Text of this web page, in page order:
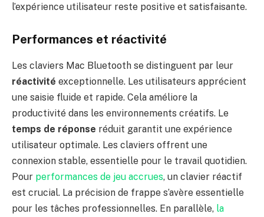
l’expérience utilisateur reste positive et satisfaisante.
Performances et réactivité
Les claviers Mac Bluetooth se distinguent par leur
réactivité exceptionnelle. Les utilisateurs apprécient
une saisie fluide et rapide. Cela améliore la
productivité dans les environnements créatifs. Le
temps de réponse réduit garantit une expérience
utilisateur optimale. Les claviers offrent une
connexion stable, essentielle pour le travail quotidien.
Pour performances de jeu accrues, un clavier réactif
est crucial. La précision de frappe s’avère essentielle
pour les tâches professionnelles. En parallèle, la